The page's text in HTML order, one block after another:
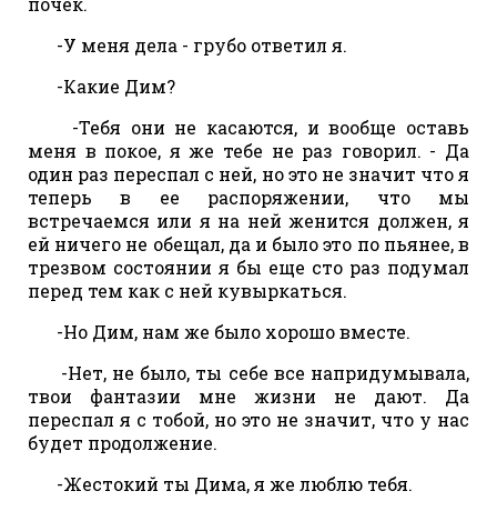
-У меня дела - грубо ответил я.
-Какие Дим?
-Тебя они не касаются, и вообще оставь
меня в покое, я же тебе не раз говорил. - Да
один раз переспал с ней, но это не значит что я
теперь в ее распоряжении, что мы
встречаемся или я на ней женится должен, я
ей ничего не обещал, да и было это по пьянее, в
трезвом состоянии я бы еще сто раз подумал
перед тем как с ней кувыркаться.
-Но Дим, нам же было хорошо вместе.
-Нет, не было, ты себе все напридумывала,
твои фантазии мне жизни не дают. Да
переспал я с тобой, но это не значит, что у нас
будет продолжение.
-Жестокий ты Дима, я же люблю тебя.